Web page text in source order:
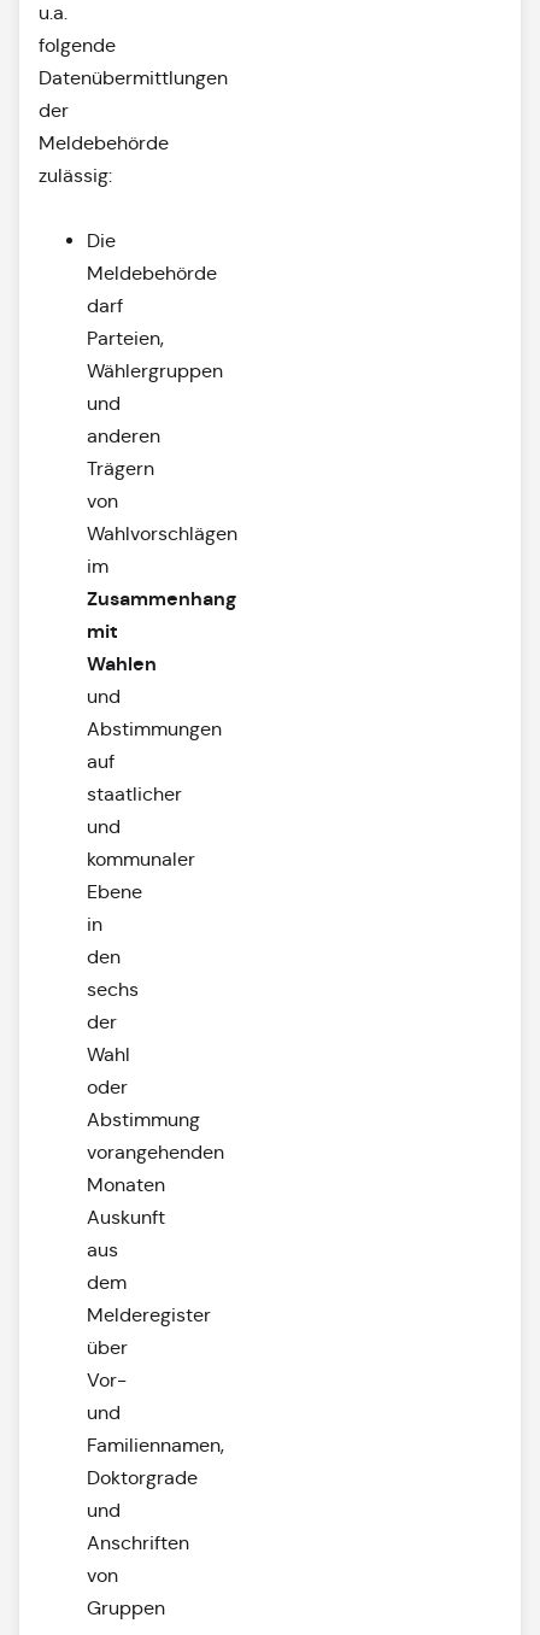
u.a.
folgende
Datenübermittlungen
der
Meldebehörde
zulässig:
Die
Meldebehörde
darf
Parteien,
Wählergruppen
und
anderen
Trägern
von
Wahlvorschlägen
im
Zusammenhang
mit
Wahlen
und
Abstimmungen
auf
staatlicher
und
kommunaler
Ebene
in
den
sechs
der
Wahl
oder
Abstimmung
vorangehenden
Monaten
Auskunft
aus
dem
Melderegister
über
Vor-
und
Familiennamen,
Doktorgrade
und
Anschriften
von
Gruppen